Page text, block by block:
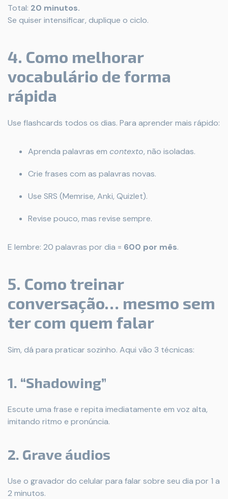
Total: 20 minutos.
Se quiser intensificar, duplique o ciclo.
4. Como melhorar
vocabulário de forma
rápida
Use flashcards todos os dias. Para aprender mais rápido:
Aprenda palavras em contexto, não isoladas.
Crie frases com as palavras novas.
Use SRS (Memrise, Anki, Quizlet).
Revise pouco, mas revise sempre.
E lembre: 20 palavras por dia = 600 por mês.
5. Como treinar
conversação… mesmo sem
ter com quem falar
Sim, dá para praticar sozinho. Aqui vão 3 técnicas:
1. “Shadowing”
Escute uma frase e repita imediatamente em voz alta,
imitando ritmo e pronúncia.
2. Grave áudios
Use o gravador do celular para falar sobre seu dia por 1 a
2 minutos.